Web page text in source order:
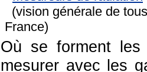
(vision générale de
France)
Où se forment les
mesurer avec les